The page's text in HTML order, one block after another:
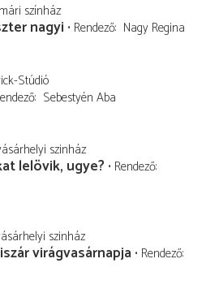
színház
nagyi Rendező Nagy Regina
Stúdió
Sebestyén Aba
szinház
lelövik, ugye? Rendező
szinház
virágvasárnapja Rendező